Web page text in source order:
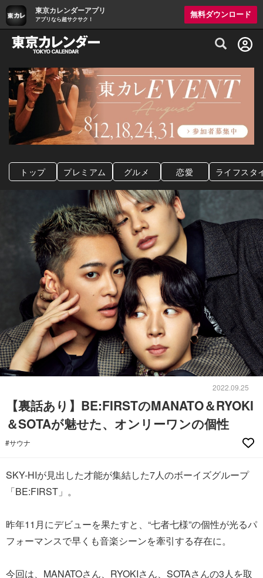
東京カレンダーアプリ
アプリなら超サクサク！
無料ダウンロード
グルメ情報・プレミアムレストラン予約
トップ プレミアム グルメ 恋愛 ライフスタ
2022.09.25
【裏話あり】BE:FIRSTのMANATO＆RYOKI
＆SOTAが魅せた、オンリーワンの個性
#サウナ
SKY-HIが見出した才能が集結した7人のボーイズグループ
「BE:FIRST」。
昨年11月にデビューを果たすと、“七者七様”の個性が光るパ
フォーマンスで早くも音楽シーンを牽引する存在に。
今回は、MANATOさん、RYOKIさん、SOTAさんの3人を取